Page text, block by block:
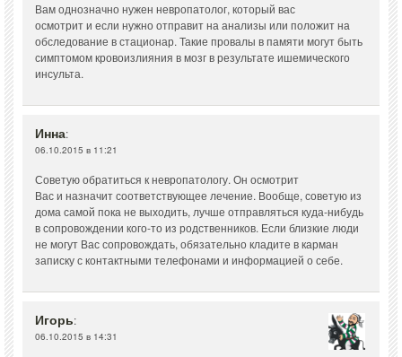
Вам однозначно нужен невропатолог, который вас
осмотрит и если нужно отправит на анализы или положит на
обследование в стационар. Такие провалы в памяти могут быть
симптомом кровоизлияния в мозг в результате ишемического
инсульта.
Инна:
06.10.2015 в 11:21
Советую обратиться к невропатологу. Он осмотрит
Вас и назначит соответствующее лечение. Вообще, советую из
дома самой пока не выходить, лучше отправляться куда-нибудь
в сопровождении кого-то из родственников. Если близкие люди
не могут Вас сопровождать, обязательно кладите в карман
записку с контактными телефонами и информацией о себе.
Игорь:
06.10.2015 в 14:31